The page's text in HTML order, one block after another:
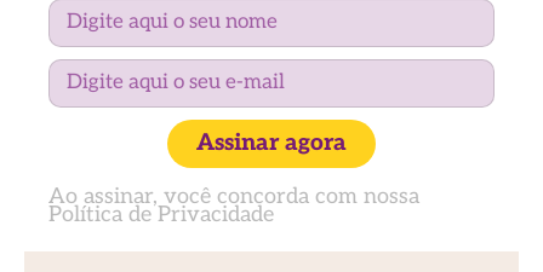
Assinar agora
Ao assinar, você concorda com nossa
Política de Privacidade